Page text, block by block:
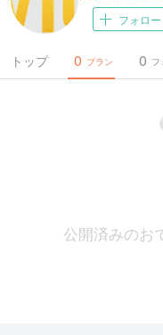
フォロー
トップ プラン
0 フ
0
公開済みのお